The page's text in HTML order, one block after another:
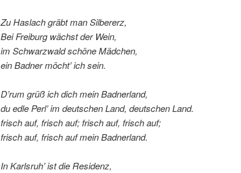
Zu Haslach gräbt man Silbererz,
Bei Freiburg wächst der Wein,
im Schwarzwald schöne Mädchen,
ein Badner möcht’ ich sein.
D’rum grüß ich dich mein Badnerland,
du edle Perl’ im deutschen Land, deutschen Land.
frisch auf, frisch auf; frisch auf, frisch auf;
frisch auf, frisch auf mein Badnerland.
In Karlsruh’ ist die Residenz,